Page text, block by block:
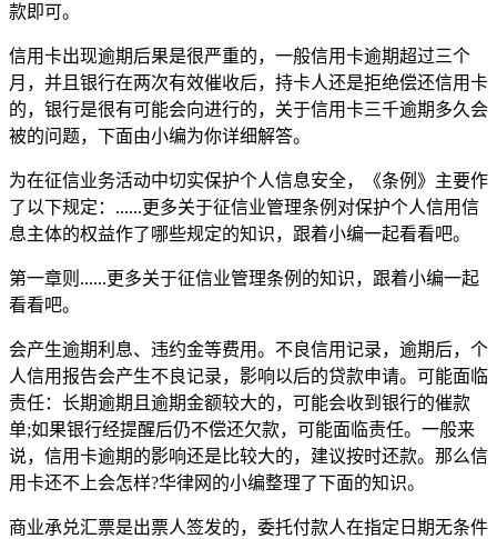
款即可。
信用卡出现逾期后果是很严重的，一般信用卡逾期超过三个
月，并且银行在两次有效催收后，持卡人还是拒绝偿还信用卡
的，银行是很有可能会向进行的，关于信用卡三千逾期多久会
被的问题，下面由小编为你详细解答。
为在征信业务活动中切实保护个人信息安全，《条例》主要作
了以下规定：......更多关于征信业管理条例对保护个人信用信
息主体的权益作了哪些规定的知识，跟着小编一起看看吧。
第一章则......更多关于征信业管理条例的知识，跟着小编一起
看看吧。
会产生逾期利息、违约金等费用。不良信用记录，逾期后，个
人信用报告会产生不良记录，影响以后的贷款申请。可能面临
责任：长期逾期且逾期金额较大的，可能会收到银行的催款
单;如果银行经提醒后仍不偿还欠款，可能面临责任。一般来
说，信用卡逾期的影响还是比较大的，建议按时还款。那么信
用卡还不上会怎样?华律网的小编整理了下面的知识。
商业承兑汇票是出票人签发的，委托付款人在指定日期无条件